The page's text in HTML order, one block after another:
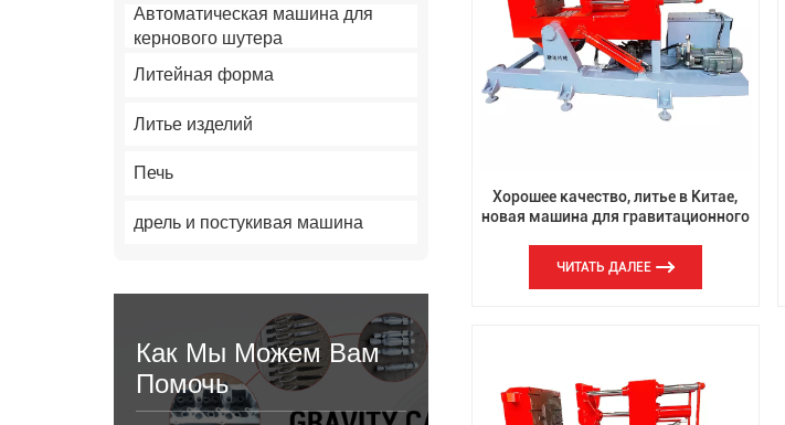
Автоматическая машина для
кернового шутера
Литейная форма
Литье изделий
Печь
дрель и постукивая машина
Как Мы Можем Вам
Помочь
Хорошее качество, литье в Китае,
новая машина для гравитационного
ЧИТАТЬ ДАЛЕЕ